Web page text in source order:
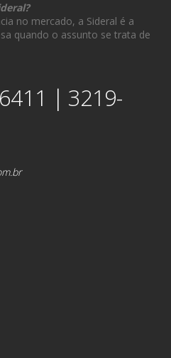
no mercado, a Sideral é a
quando o assunto se trata de
| 3219-